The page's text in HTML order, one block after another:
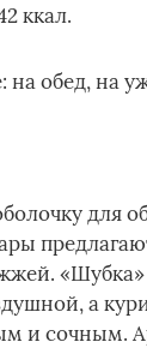
ккал.
на обед, на
для
а
и сочным.